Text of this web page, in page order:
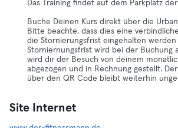
Das Training findet auf dem Parkplatz
Buche Deinen Kurs direkt über die
Bitte beachte, dass dies eine
die Stornierungsfrist eingehalten werden
Storniernungsfrist wird bei der Buchung
wird dir der Besuch von deinem
abgezogen und in Rechnung gestellt.
über den QR Code bleibt weiterhin
Site Internet